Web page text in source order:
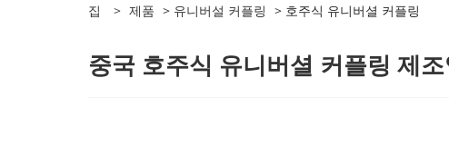
집 > 제품 > 유니버설 커플링 > 호주식 유니버셜 커플링
중국 호주식 유니버셜 커플링 제